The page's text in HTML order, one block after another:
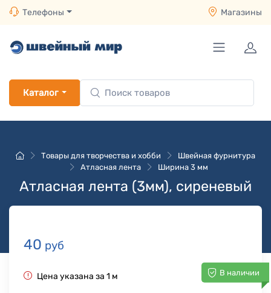
Телефоны Магазины
Каталог
Товары для творчества и хобби
Швейная фурнитура
Атласная лента
Ширина 3 мм
Атласная лента (3мм), сиреневый
40 руб
В наличии
Цена указана за 1 м